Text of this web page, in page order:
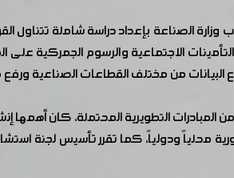
الصناعة بإعداد دراسة شاملة تتناول
الاجتماعية والرسوم الجمركية
من مختلف القطاعات الصناعية ورفع
المبادرات التطويرية المحتملة، كان
محلياً ودولياً، كما تقرر تأسيس لجنة